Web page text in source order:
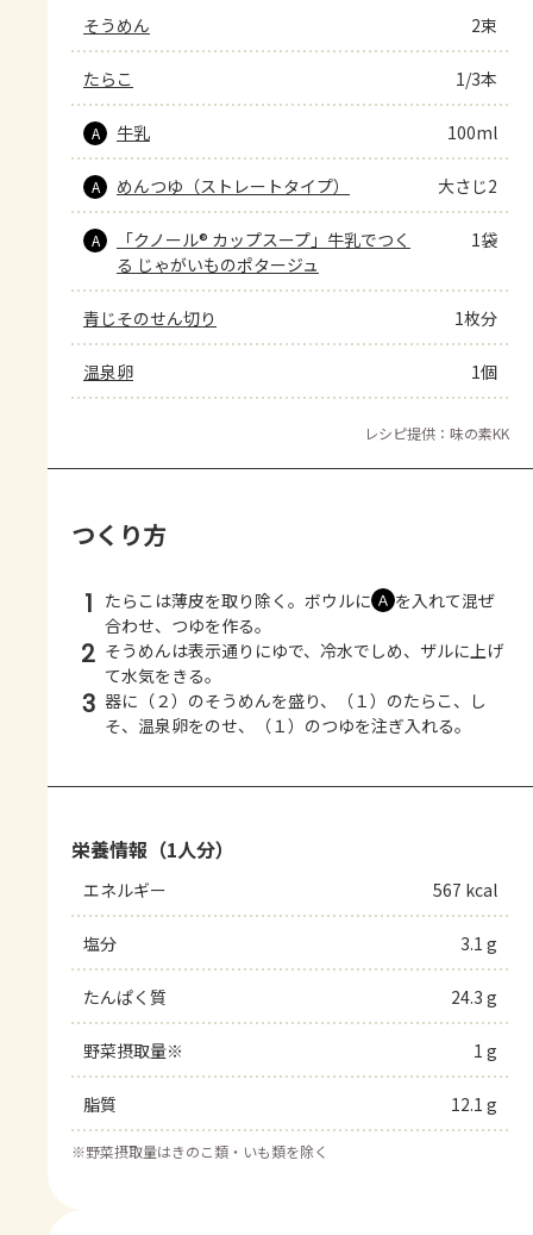
そうめん 2束
たらこ 1/3本
A 牛乳 100ml
A めんつゆ（ストレートタイプ） 大さじ2
A
「クノール® カップスープ」牛乳でつく
る じゃがいものポタージュ
1袋
青じそのせん切り 1枚分
温泉卵 1個
レシピ提供：味の素KK
つくり方
1 たらこは薄皮を取り除く。ボウルに Ａ を入れて混ぜ
合わせ、つゆを作る。
2 そうめんは表示通りにゆで、冷水でしめ、ザルに上げ
て水気をきる。
3 器に（２）のそうめんを盛り、（１）のたらこ、し
そ、温泉卵をのせ、（１）のつゆを注ぎ入れる。
栄養情報（1人分）
エネルギー 567 kcal
塩分 3.1 g
たんぱく質 24.3 g
野菜摂取量※ 1 g
脂質 12.1 g
※野菜摂取量はきのこ類・いも類を除く